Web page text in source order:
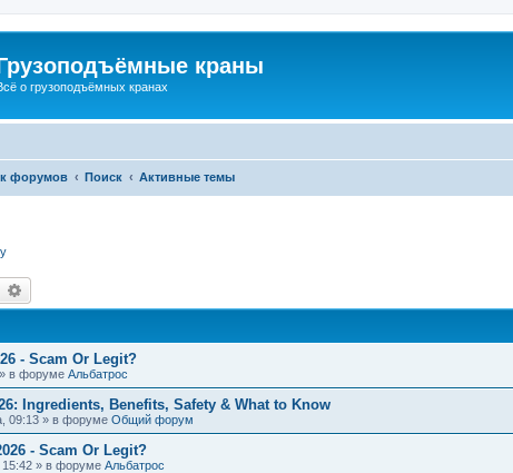
краны
о грузоподъёмных кранах
форумов Поиск Активные темы
Поиск
- Scam Or Legit?
» в форуме Альбатрос
Ingredients, Benefits, Safety & What to Know
09:13 » в форуме Общий форум
- Scam Or Legit?
15:42 » в форуме Альбатрос